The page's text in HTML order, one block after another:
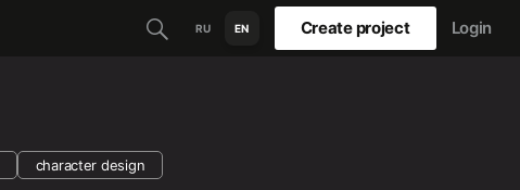
RU EN Create project Login
character design